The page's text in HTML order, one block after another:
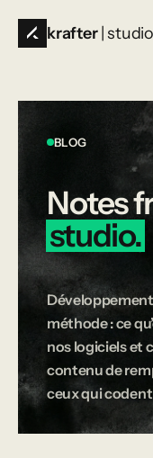
krafter |
BLOG
Notes
studio.
méthode : ce
nos logiciels et
contenu de
ceux qui